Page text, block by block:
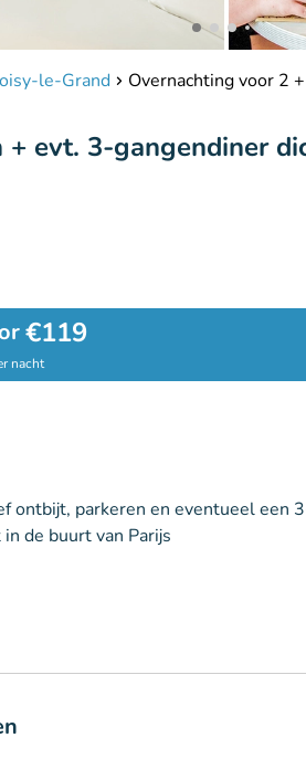
le-Grand Overnachting voor 2
evt. 3-gangendiner
€119
nacht
ontbijt, parkeren en eventueel een
de buurt van Parijs